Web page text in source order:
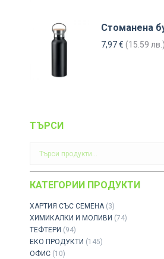
Стоманена
7,97€ (15.59 лв.)
ТЪРСИ
КАТЕГОРИИ ПРОДУКТИ
ХАРТИЯ СЪС СЕМЕНА (3)
ХИМИКАЛКИ И МОЛИВИ (74)
ТЕФТЕРИ (94)
ЕКО ПРОДУКТИ (145)
ОФИС (10)